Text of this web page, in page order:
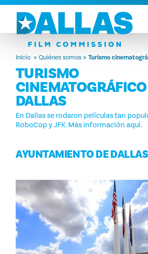
Ir al contenido
Inicio Quiénes somos Turismo
TURISMO
DALLAS
En Dallas se rodaron películas tan
RoboCop y JFK. Más información aquí.
AYUNTAMIENTO DE DALLAS